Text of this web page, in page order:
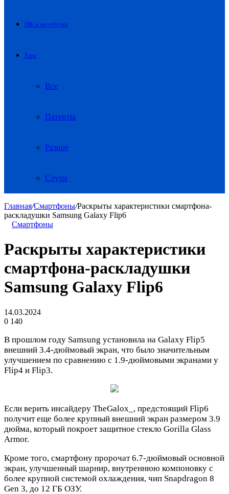
ПК и ноутбуки
Еще
Все
Патенты
Разное
Слухи
Главная/Смартфоны/Раскрыты характеристики смартфона-
раскладушки Samsung Galaxy Flip6
Смартфоны
Раскрыты характеристики
смартфона-раскладушки
Samsung Galaxy Flip6
14.03.2024
0 140
В прошлом году Samsung установила на Galaxy Flip5
внешний 3.4-дюймовый экран, что было значительным
улучшением по сравнению с 1.9-дюймовыми экранами у
Flip4 и Flip3.
Если верить инсайдеру TheGalox_, предстоящий Flip6
получит еще более крупный внешний экран размером 3.9
дюйма, который покроет защитное стекло Gorilla Glass
Armor.
Кроме того, смартфону пророчат 6.7-дюймовый основной
экран, улучшенный шарнир, внутреннюю компоновку с
более крупной системой охлаждения, чип Snapdragon 8
Gen 3, до 12 ГБ ОЗУ.